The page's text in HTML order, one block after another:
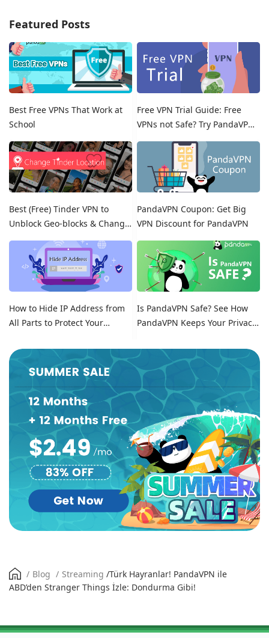
Featured Posts
Best Free VPNs That Work at
School
Free VPN Trial Guide: Free
VPNs not Safe? Try PandaVPN
Free Trials!
Best (Free) Tinder VPN to
Unblock Geo-blocks & Change
Location on Tinder
PandaVPN Coupon: Get Big
VPN Discount for PandaVPN
How to Hide IP Address from
All Parts to Protect Your
Is PandaVPN Safe? See How
PandaVPN Keeps Your Privacy
/ Blog / Streaming /Türk Hayranlar! PandaVPN ile
ABD’den Stranger Things İzle: Dondurma Gibi!